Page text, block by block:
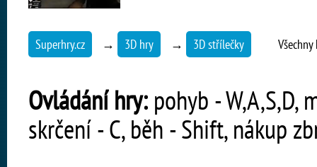
Superhry.cz → 3D hry → 3D střílečky
Ovládání hry: pohyb - W,A,S,D,
skrčení - C, běh - Shift, nákup